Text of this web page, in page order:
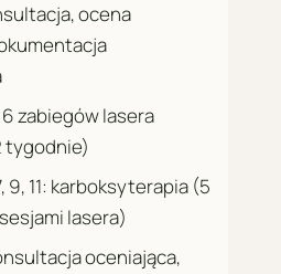
ocena
zabiegów lasera
tygodnie)
9, 11: karboksyterapia (5
lasera)
oceniająca,